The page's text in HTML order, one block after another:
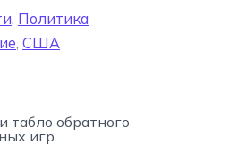
, Политика
, США
обратного
игр